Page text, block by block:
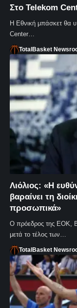
Στο Telekom
Η Εθνική μπάσκετ θα
Center…
TotalBasket
Λιόλιος: «Η
βαραίνει τη
προσωπικά»
Ο πρόεδρος της ΕΟΚ,
μετά το τέλος των…
TotalBasket